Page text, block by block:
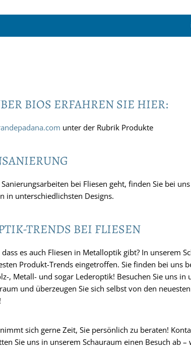
BIOS ERFAHREN SIE HIER:
unter der Rubrik Produkte
bei Fliesen geht, finden Sie bei
in unterschiedlichsten Designs.
TRENDS BEI FLIESEN
dass es auch Fliesen in Metalloptik gibt? In unserem
Produkt-Trends eingetroffen. Sie finden bei uns
, Metall- und sogar Lederoptik! Besuchen Sie uns in
und überzeugen Sie sich selbst von den
sich gerne Zeit, Sie persönlich zu beraten!
Sie uns in unserem Schauraum einen Besuch ab –